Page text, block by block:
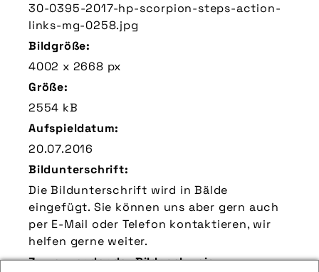
30-0395-2017-hp-scorpion-steps-action-
links-mg-0258.jpg
Bildgröße:
4002 x 2668 px
Größe:
2554 kB
Aufspieldatum:
20.07.2016
Bildunterschrift:
Die Bildunterschrift wird in Bälde
eingefügt. Sie können uns aber gern auch
per E-Mail oder Telefon kontaktieren, wir
helfen gerne weiter.
Zu verwendender Bildnachweis: